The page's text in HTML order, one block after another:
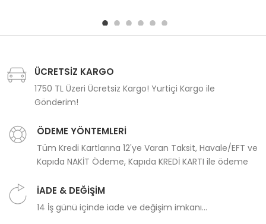
ÜCRETSİZ KARGO
1750 TL Üzeri Ücretsiz Kargo! Yurtiçi Kargo ile
Gönderim!
ÖDEME YÖNTEMLERİ
Tüm Kredi Kartlarına 12'ye Varan Taksit, Havale/EFT ve
Kapıda NAKİT Ödeme, Kapıda KREDİ KARTI ile ödeme
İADE & DEĞİŞİM
14 İş günü içinde iade ve değişim imkanı...